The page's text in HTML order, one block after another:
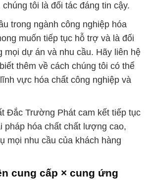
tôi là đối tác đáng tin cậy.
trong ngành công nghiệp hóa
muốn tiếp tục hỗ trợ và là đối
mọi dự án và nhu cầu. Hãy liên hệ
thêm về cách chúng tôi có thể
vực hóa chất công nghiệp và
Đắc Trường Phát cam kết tiếp tục
pháp hóa chất chất lượng cao,
mọi nhu cầu của khách hàng
cung cấp × cung ứng